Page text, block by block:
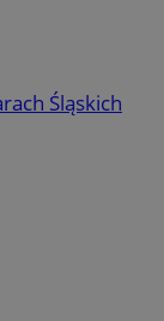
Śląskich